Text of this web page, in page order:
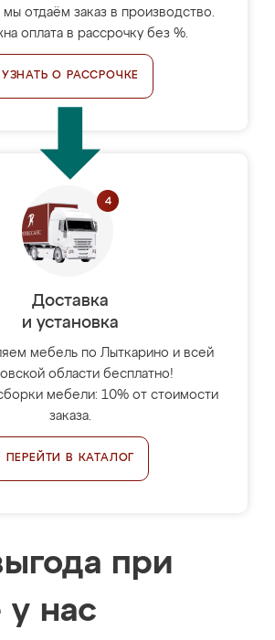
мы отдаём заказ в производство.
оплата в рассрочку без %.
УЗНАТЬ О РАССРОЧКЕ
Доставка
и установка
мебель по Лыткарино и всей
области бесплатно!
мебели: 10% от стоимости
заказа.
ПЕРЕЙТИ В КАТАЛОГ
при
у нас